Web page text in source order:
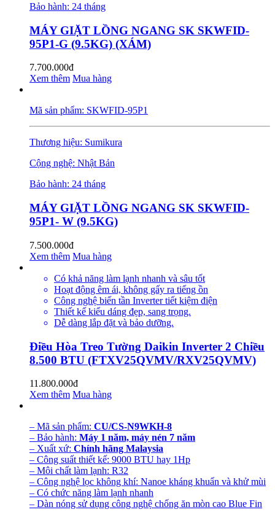
Bảo hành: 24 tháng
MÁY GIẶT LỒNG NGANG SK SKWFID-
95P1-G (9.5KG) (XÁM)
7.700.000đ
Xem thêm Mua hàng
Mã sản phẩm: SKWFID-95P1
Thương hiệu: Sumikura
Cộng nghệ: Nhật Bản
Bảo hành: 24 tháng
MÁY GIẶT LỒNG NGANG SK SKWFID-
95P1- W (9.5KG)
7.500.000đ
Xem thêm Mua hàng
Có khả năng làm lạnh nhanh và sâu tốt
Hoạt động êm ái, không gấy ra tiếng ồn
Công nghệ biến tần Inverter tiết kiệm điện
Thiết kế kiểu dáng đẹp, sang trọng.
Dễ dàng lắp đặt và bảo dưỡng.
Điều Hòa Treo Tường Daikin Inverter 2 Chiều
8.500 BTU (FTXV25QVMV/RXV25QVMV)
11.800.000đ
Xem thêm Mua hàng
– Mã sản phẩm: CU/CS-N9WKH-8
– Bảo hành: Máy 1 năm, máy nén 7 năm
– Xuất xứ: Chính hãng Malaysia
– Công suất thiết kế: 9000 BTU hay 1Hp
– Môi chất làm lạnh: R32
– Công nghệ lọc không khí: Nanoe kháng khuẩn và khử mùi
– Có chức năng làm lạnh nhanh
– Dàn nóng sử dụng công nghệ chống ăn mòn cao Blue Fin